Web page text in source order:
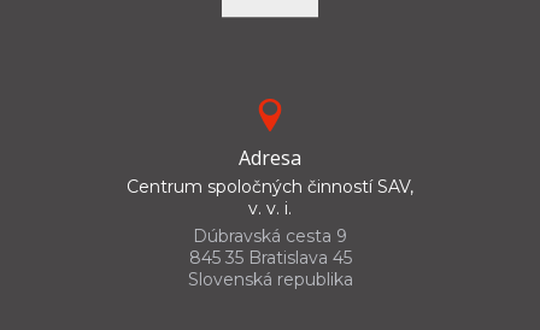
Adresa
Centrum spoločných činností SAV,
v. v. i.
Dúbravská cesta 9
845 35 Bratislava 45
Slovenská republika